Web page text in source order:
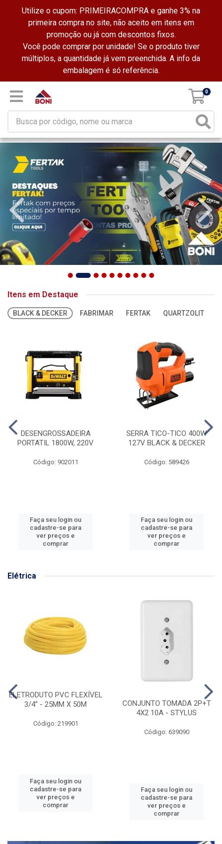
Utilize o cupom: PRIMEIRACOMPRA e ganhe 3% na
primeira compra no site, não aceito em itens em
promoção ou já com descontos fixos.
Você pode comprar por unidade! Se o produto tiver
múltiplos, a quantidade já vem preenchida. A info da
embalagem é só referência.
0
Itens em Destaque
BLACK & DECKER FABRIMAR FERTAK QUARTZOLIT
DESENGROSSADEIRA
PORTATIL 1800W, 220V
Código: 902011
Faça seu login ou
cadastre-se para
ver preços e
comprar
SERRA TICO-TICO 400W
127V BLACK & DECKER
Código: 589426
Faça seu login ou
cadastre-se para
ver preços e
comprar
Elétrica
ELETRODUTO PVC FLEXÍVEL
3/4” - 25MM X 50M
Código: 219901
Faça seu login ou
cadastre-se para
ver preços e
comprar
CONJUNTO TOMADA 2P+T
4X2 10A - STYLUS
Código: 639090
Faça seu login ou
cadastre-se para
ver preços e
comprar